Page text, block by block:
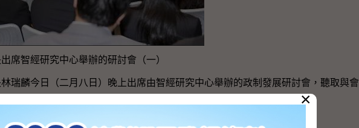
席智經研究中心舉辦的研討會（一）
瑞麟今日（二月八日）晚上出席由智經研究中心舉辦的政制發展研討會，聽取與會
×